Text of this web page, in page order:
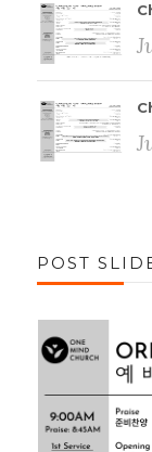
POST